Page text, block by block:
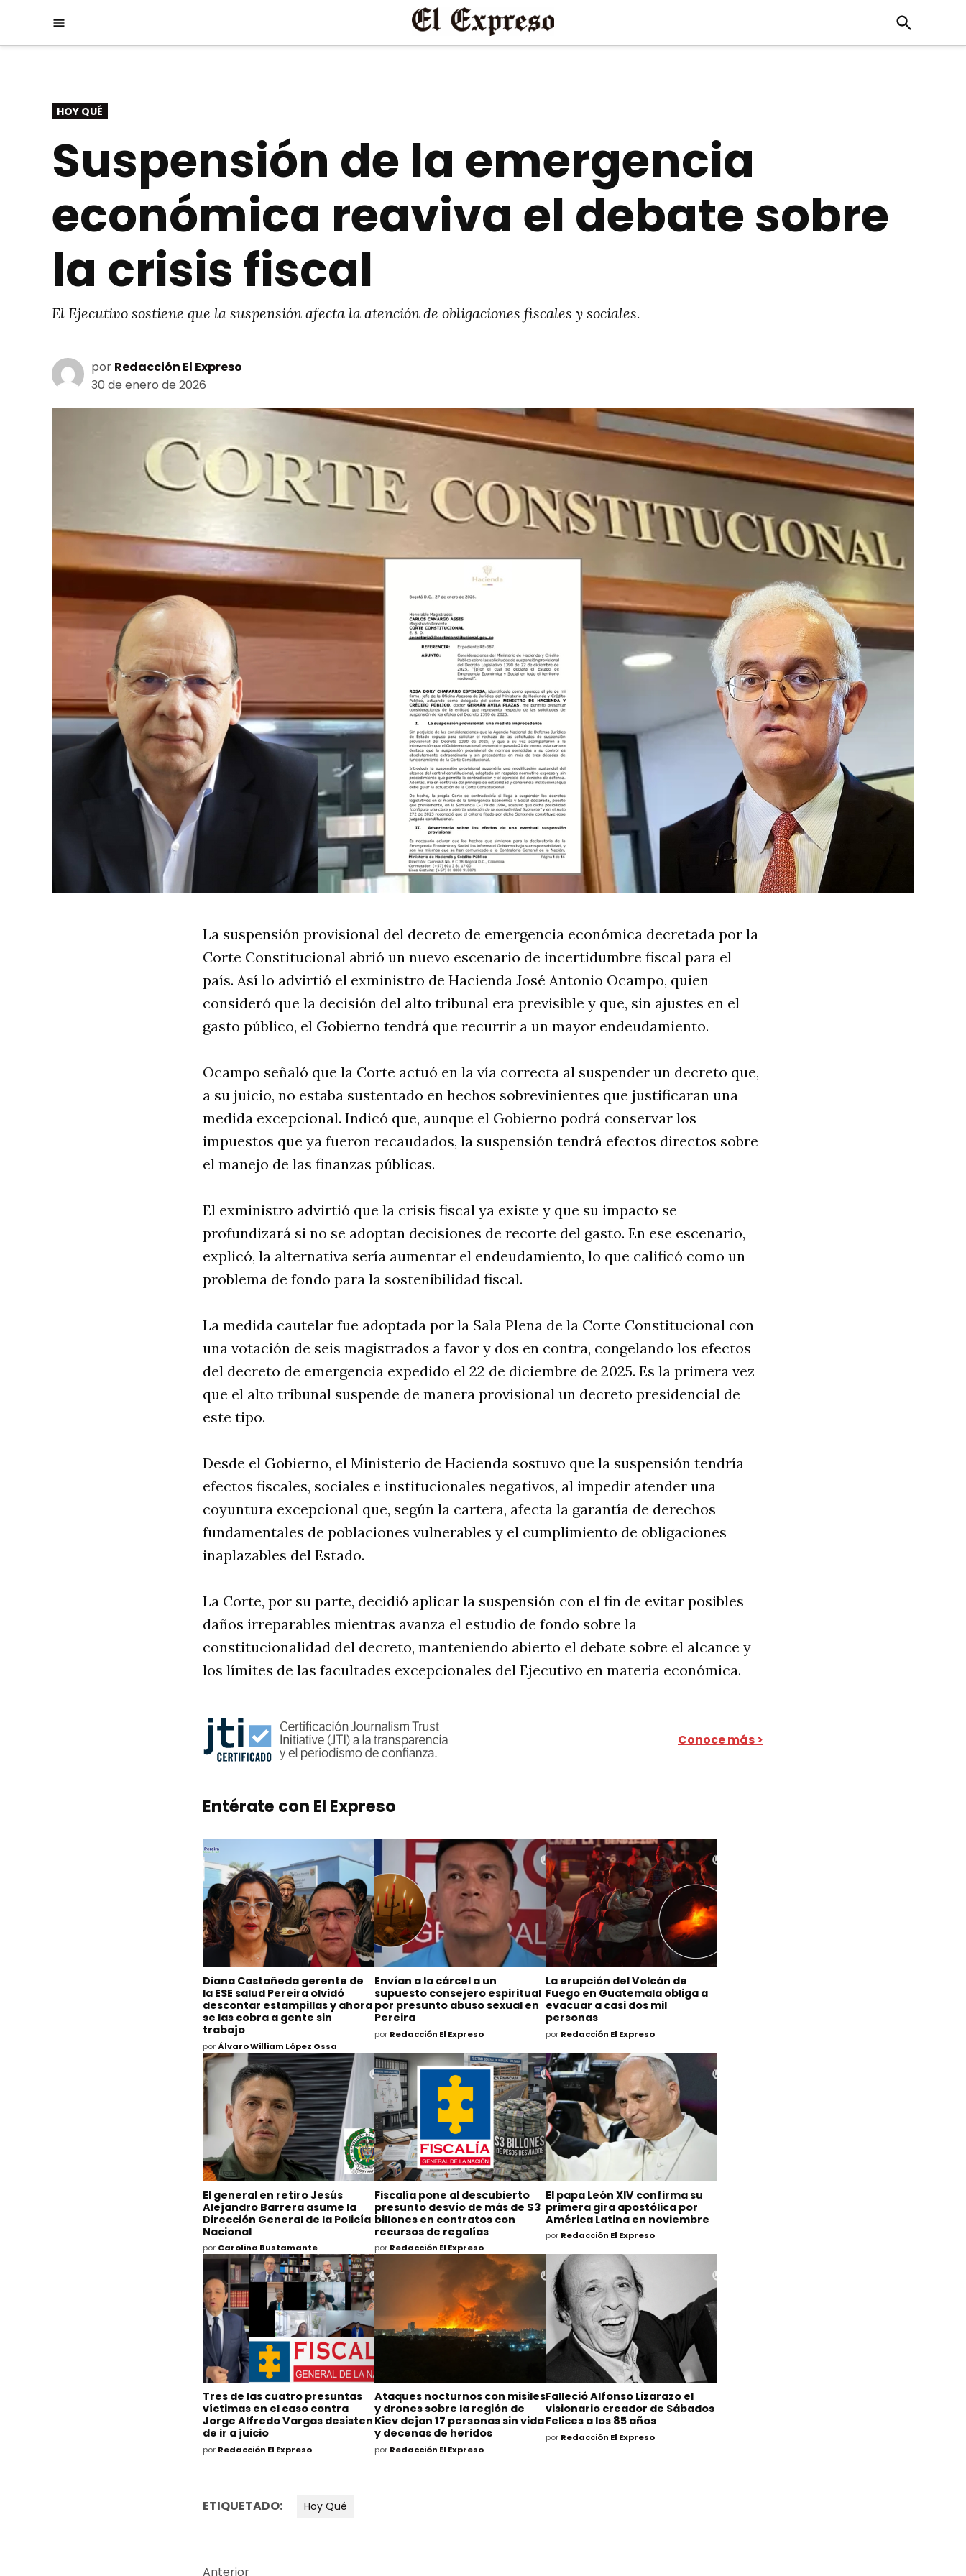
Menú
Open
Search
PUBLICADO
EN
HOY QUÉ
Suspensión de la emergencia
económica reaviva el debate sobre
la crisis fiscal
El Ejecutivo sostiene que la suspensión afecta la atención de obligaciones fiscales y sociales.
por Redacción El Expreso
30 de enero de 2026
La suspensión provisional del decreto de emergencia económica decretada por la
Corte Constitucional abrió un nuevo escenario de incertidumbre fiscal para el
país. Así lo advirtió el exministro de Hacienda José Antonio Ocampo, quien
consideró que la decisión del alto tribunal era previsible y que, sin ajustes en el
gasto público, el Gobierno tendrá que recurrir a un mayor endeudamiento.
Ocampo señaló que la Corte actuó en la vía correcta al suspender un decreto que,
a su juicio, no estaba sustentado en hechos sobrevinientes que justificaran una
medida excepcional. Indicó que, aunque el Gobierno podrá conservar los
impuestos que ya fueron recaudados, la suspensión tendrá efectos directos sobre
el manejo de las finanzas públicas.
El exministro advirtió que la crisis fiscal ya existe y que su impacto se
profundizará si no se adoptan decisiones de recorte del gasto. En ese escenario,
explicó, la alternativa sería aumentar el endeudamiento, lo que calificó como un
problema de fondo para la sostenibilidad fiscal.
La medida cautelar fue adoptada por la Sala Plena de la Corte Constitucional con
una votación de seis magistrados a favor y dos en contra, congelando los efectos
del decreto de emergencia expedido el 22 de diciembre de 2025. Es la primera vez
que el alto tribunal suspende de manera provisional un decreto presidencial de
este tipo.
Desde el Gobierno, el Ministerio de Hacienda sostuvo que la suspensión tendría
efectos fiscales, sociales e institucionales negativos, al impedir atender una
coyuntura excepcional que, según la cartera, afecta la garantía de derechos
fundamentales de poblaciones vulnerables y el cumplimiento de obligaciones
inaplazables del Estado.
La Corte, por su parte, decidió aplicar la suspensión con el fin de evitar posibles
daños irreparables mientras avanza el estudio de fondo sobre la
constitucionalidad del decreto, manteniendo abierto el debate sobre el alcance y
los límites de las facultades excepcionales del Ejecutivo en materia económica.
Conoce más >
Entérate con El Expreso
Diana Castañeda gerente de
la ESE salud Pereira olvidó
descontar estampillas y ahora
se las cobra a gente sin
trabajo
porÁlvaro William López Ossa
Envían a la cárcel a un
supuesto consejero espiritual
por presunto abuso sexual en
Pereira
por Redacción El Expreso
La erupción del Volcán de
Fuego en Guatemala obliga a
evacuar a casi dos mil
personas
por Redacción El Expreso
El general en retiro Jesús
Alejandro Barrera asume la
Dirección General de la Policía
Nacional
por Carolina Bustamante
Fiscalía pone al descubierto
presunto desvío de más de $3
billones en contratos con
recursos de regalías
por Redacción El Expreso
El papa León XIV confirma su
primera gira apostólica por
América Latina en noviembre
por Redacción El Expreso
Tres de las cuatro presuntas
víctimas en el caso contra
Jorge Alfredo Vargas desisten
de ir a juicio
por Redacción El Expreso
Ataques nocturnos con misiles
y drones sobre la región de
Kiev dejan 17 personas sin vida
y decenas de heridos
por Redacción El Expreso
Falleció Alfonso Lizarazo el
visionario creador de Sábados
Felices a los 85 años
por Redacción El Expreso
ETIQUETADO: Hoy Qué
Anterior